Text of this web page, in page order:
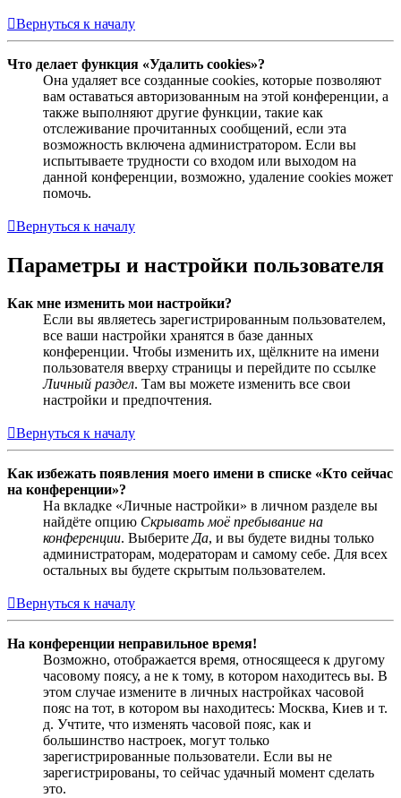
Вернуться к началу
Что делает функция «Удалить cookies»?
Она удаляет все созданные cookies, которые позволяют
вам оставаться авторизованным на этой конференции, а
также выполняют другие функции, такие как
отслеживание прочитанных сообщений, если эта
возможность включена администратором. Если вы
испытываете трудности со входом или выходом на
данной конференции, возможно, удаление cookies может
помочь.
Вернуться к началу
Параметры и настройки пользователя
Как мне изменить мои настройки?
Если вы являетесь зарегистрированным пользователем,
все ваши настройки хранятся в базе данных
конференции. Чтобы изменить их, щёлкните на имени
пользователя вверху страницы и перейдите по ссылке
Личный раздел. Там вы можете изменить все свои
настройки и предпочтения.
Вернуться к началу
Как избежать появления моего имени в списке «Кто сейчас
на конференции»?
На вкладке «Личные настройки» в личном разделе вы
найдёте опцию Скрывать моё пребывание на
конференции. Выберите Да, и вы будете видны только
администраторам, модераторам и самому себе. Для всех
остальных вы будете скрытым пользователем.
Вернуться к началу
На конференции неправильное время!
Возможно, отображается время, относящееся к другому
часовому поясу, а не к тому, в котором находитесь вы. В
этом случае измените в личных настройках часовой
пояс на тот, в котором вы находитесь: Москва, Киев и т.
д. Учтите, что изменять часовой пояс, как и
большинство настроек, могут только
зарегистрированные пользователи. Если вы не
зарегистрированы, то сейчас удачный момент сделать
это.